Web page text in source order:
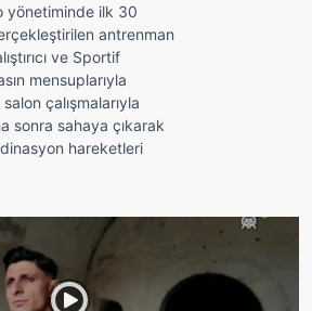
yönetiminde ilk 30
antrenman
ve Sportif
mensuplarıyla
çalışmalarıyla
sonra sahaya çıkarak
hareketleri